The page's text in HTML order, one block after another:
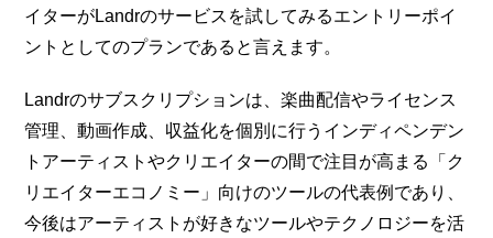
イターがLandrのサービスを試してみるエントリーポイ
ントとしてのプランであると言えます。
Landrのサブスクリプションは、楽曲配信やライセンス
管理、動画作成、収益化を個別に行うインディペンデン
トアーティストやクリエイターの間で注目が高まる「ク
リエイターエコノミー」向けのツールの代表例であり、
今後はアーティストが好きなツールやテクノロジーを活